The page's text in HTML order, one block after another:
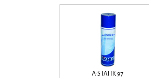
A-STATIK 97